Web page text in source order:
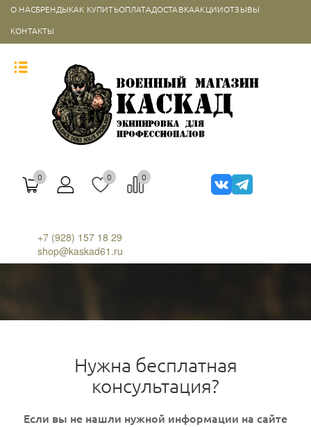
О НАСБРЕНДЫКАК КУПИТЬОПЛАТАДОСТАВКААКЦИИОТЗЫВЫ
КОНТАКТЫ
0 0 0
+7 (928) 157 18 29
shop@kaskad61.ru
Нужна бесплатная
консультация?